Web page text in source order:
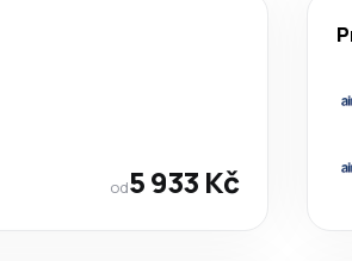
od5 933 Kč